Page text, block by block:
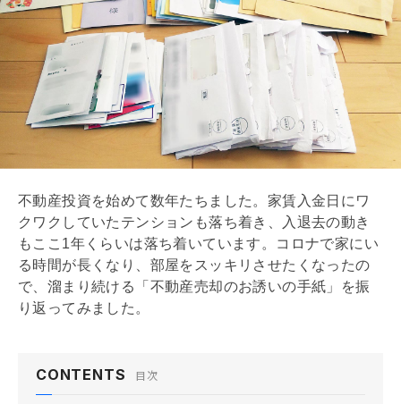
不動産投資を始めて数年たちました。家賃入金日にワ
クワクしていたテンションも落ち着き、入退去の動き
もここ1年くらいは落ち着いています。コロナで家にい
る時間が長くなり、部屋をスッキリさせたくなったの
で、溜まり続ける「不動産売却のお誘いの手紙」を振
り返ってみました。
CONTENTS 目次